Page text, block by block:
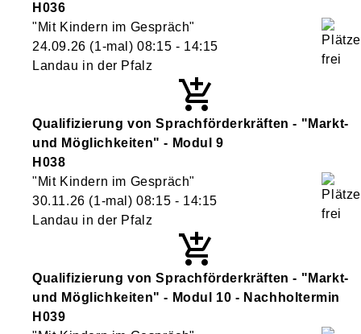
H036
"Mit Kindern im Gespräch"
24.09.26 (1-mal)08:15 - 14:15
Landau in der Pfalz
Qualifizierung von Sprachförderkräften - "Markt-
und Möglichkeiten" - Modul 9
H038
"Mit Kindern im Gespräch"
30.11.26 (1-mal)08:15 - 14:15
Landau in der Pfalz
Qualifizierung von Sprachförderkräften - "Markt-
und Möglichkeiten" - Modul 10 - Nachholtermin
H039